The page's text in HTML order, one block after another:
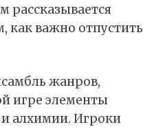
рассказывается
как важно отпустить
жанров,
игре элементы
алхимии. Игроки